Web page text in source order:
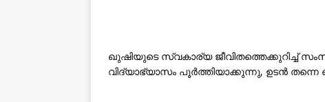
ഖുഷിയുടെ സ്വകാര്യ ജീവിതത്തെക്കുറിച്ച്
വിദ്യാഭ്യാസം പൂർത്തിയാക്കുന്നു, ഉടൻ